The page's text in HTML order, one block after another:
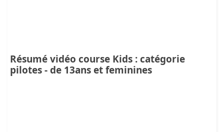
Résumé vidéo course Kids : catégorie
pilotes - de 13ans et feminines